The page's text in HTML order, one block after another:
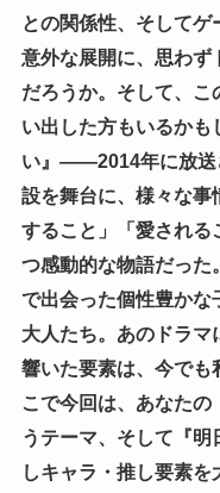
との関係性、そして
意外な展開に、思わず
だろうか。そして、こ
い出した方もいるか
い』――2014年に放送
設を舞台に、様々な事
すること」「愛される
つ感動的な物語だった
で出会った個性豊かな
大人たち。あのドラマ
響いた要素は、今でも
こで今回は、あなた
うテーマ、そして『
しキャラ・推し要素